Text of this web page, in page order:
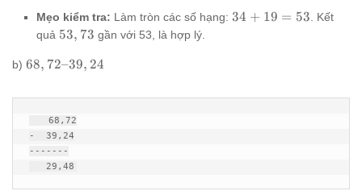
Mẹo kiểm tra: Làm tròn các số hạng: 34
34 + 19 = 53 . Kết
quả 53,73
53, 73 gần với 53, là hợp lý.
b) 68,72
39,24
68, 72–39, 24
-  39,24
-------
   29,48